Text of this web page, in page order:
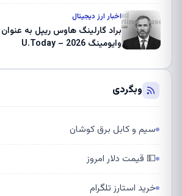
اخبار ارز دیجیتال
براد گارلینگ هاوس ریپل به
وایومینگ 2026 – U.Today
وبگردی
سیم و کابل برق کوشان
💵 قیمت دلار امروز
خرید استارز تلگرام